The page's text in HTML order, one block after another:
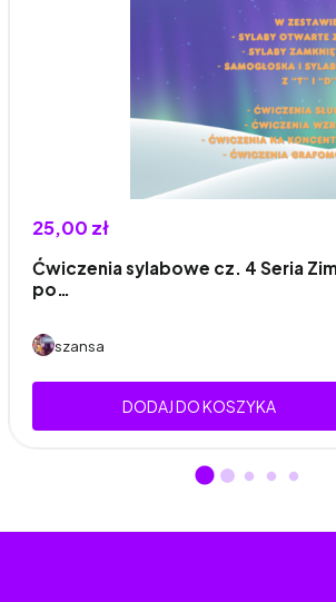
25,00 zł
Ćwiczenia sylabowe cz. 4 Seria
po…
szansa
DODAJ DO KOSZYKA